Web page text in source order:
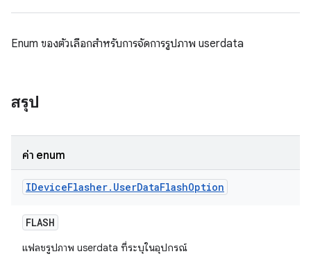
Enum ของตัวเลือกสำหรับการจัดการรูปภาพ userdata
สรุป
ค่า enum
IDeviceFlasher. UserDataFlashOption
FLASH
แฟลชรูปภาพ userdata ที่ระบุในอุปกรณ์